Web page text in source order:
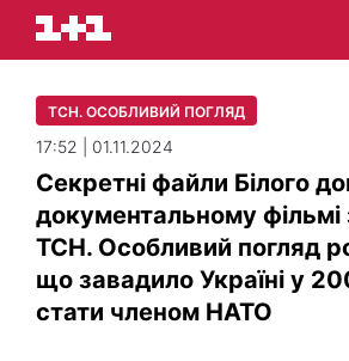
ТСН. ОСОБЛИВИЙ ПОГЛЯД
17:52 | 01.11.2024
Секретні файли Білого
документальному фільмі
ТСН. Особливий погляд
що завадило Україні у
стати членом НАТО